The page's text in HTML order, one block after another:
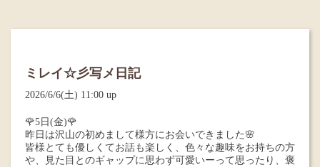
ミレイ☆彡写メ日記
2026/6/6(土) 11:00 up
🌹5日(金)🌹
昨日は沢山の初めまして様方にお会いできました🌸
皆様とても優しくてお話も楽しく、色々な趣味をお持ちの方
や、見た目とのギャップに思わず可愛いーって思ったり、褒